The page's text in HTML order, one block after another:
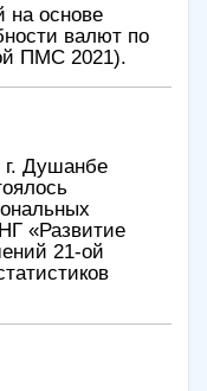
на основе
валют по
ПМС 2021).
г. Душанбе
«Развитие
21-ой